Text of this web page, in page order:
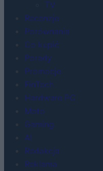
TV
Recenzje
Porównania
Co kupić
Porady
Promocje
FinTech
Hardware PC
Moto
Gaming
AI
Redakcja
Reklama